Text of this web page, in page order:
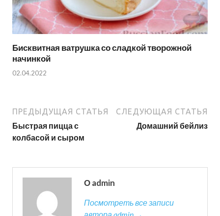
Бисквитная ватрушка со сладкой творожной
начинкой
02.04.2022
ПРЕДЫДУЩАЯ СТАТЬЯ
Быстрая пицца с
колбасой и сыром
СЛЕДУЮЩАЯ СТАТЬЯ
Домашний бейлиз
О admin
Посмотреть все записи